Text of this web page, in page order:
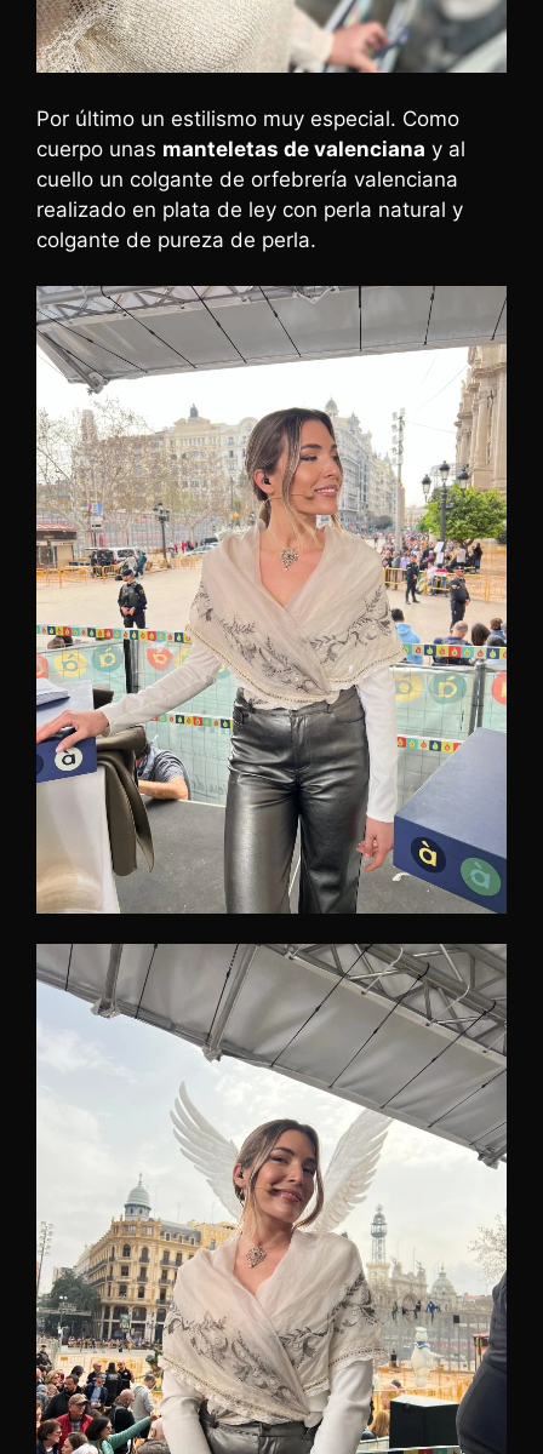
Por último un estilismo muy especial. Como
cuerpo unas manteletas de valenciana y al
cuello un colgante de orfebrería valenciana
realizado en plata de ley con perla natural y
colgante de pureza de perla.